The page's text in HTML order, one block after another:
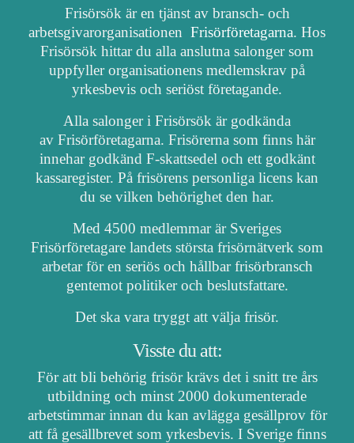
Frisörsök är en tjänst av bransch- och
arbetsgivarorganisationen Frisörföretagarna. Hos
Frisörsök hittar du alla anslutna salonger som
uppfyller organisationens medlemskrav på
yrkesbevis och seriöst företagande.
Alla salonger i Frisörsök är godkända
av Frisörföretagarna. Frisörerna som finns här
innehar godkänd F-skattsedel och ett godkänt
kassaregister. På frisörens personliga licens kan
du se vilken behörighet den har.
Med 4500 medlemmar är Sveriges
Frisörföretagare landets största frisörnätverk som
arbetar för en seriös och hållbar frisörbransch
gentemot politiker och beslutsfattare.
Det ska vara tryggt att välja frisör.
Visste du att:
För att bli behörig frisör krävs det i snitt tre års
utbildning och minst 2000 dokumenterade
arbetstimmar innan du kan avlägga gesällprov för
att få gesällbrevet som yrkesbevis. I Sverige finns